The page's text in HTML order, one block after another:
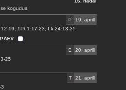
kogudus
P
19. aprill
19; 1Pt 1:17-23; Lk 24:13-35
E
20. aprill
25
T
21. aprill